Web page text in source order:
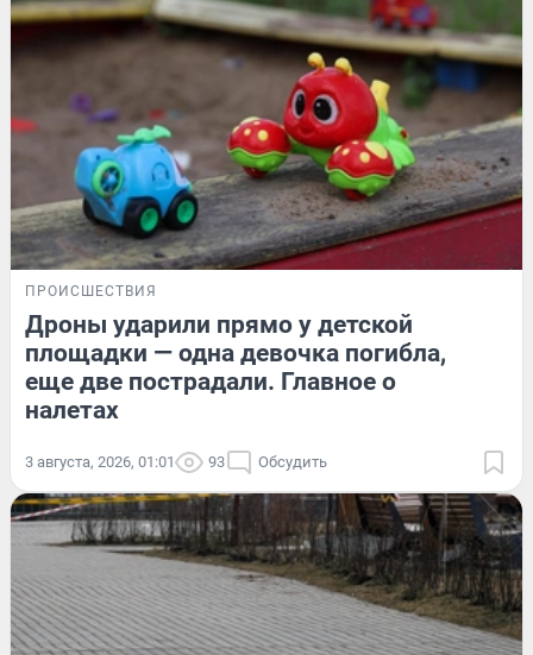
ПРОИСШЕСТВИЯ
Дроны ударили прямо у детской
площадки — одна девочка погибла,
еще две пострадали. Главное о
налетах
3 августа, 2026, 01:01 93 Обсудить